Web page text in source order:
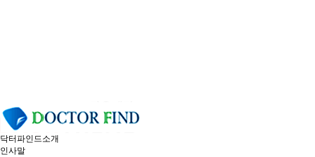
닥터파인드소개
인사말